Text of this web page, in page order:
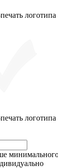
логотипа
логотипа